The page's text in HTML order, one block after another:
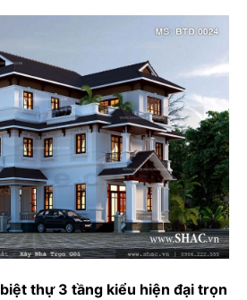
biệt thự 3 tầng kiểu hiện đại trọn